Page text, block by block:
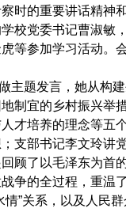
时的重要讲话精神
校党委书记曹淑敏
等参加学习活动。
主题发言，她从构
制宜的乡村振兴举
才培养的理念等五
支部书记李文玲讲
顾了以毛泽东为首
争的全过程，重温
情”关系，以及人民